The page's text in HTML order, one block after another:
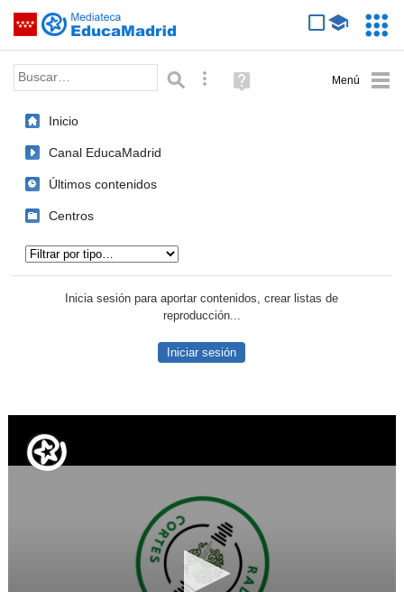
Saltar navegación
Palabra o frase: Búsqueda avanzada
Ayuda
(en
Inicio
Canal EducaMadrid
Últimos contenidos
Centros
Inicia sesión para aportar contenidos, crear listas de
reproducción...
Iniciar sesión